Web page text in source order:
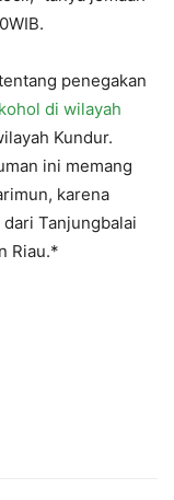
penegakan
di wilayah
Kundur.
ini memang
karena
Tanjungbalai
Riau.*